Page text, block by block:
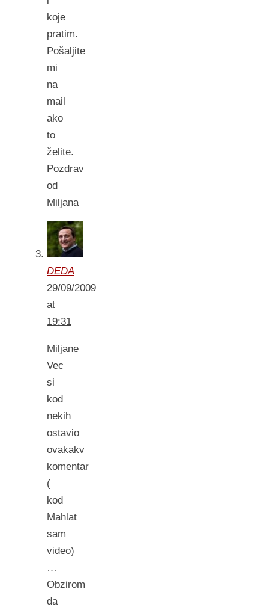
koje
pratim.
Pošaljite
mi
na
mail
ako
to
želite.
Pozdrav
od
Miljana
DEDA
29/09/2009
at
19:31
Miljane
Vec
si
kod
nekih
ostavio
ovakakv
komentar
(
kod
Mahlat
sam
video)
…
Obzirom
da